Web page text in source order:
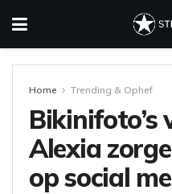
Home Trending & Ophef
Bikinifoto’s
Alexia
op social